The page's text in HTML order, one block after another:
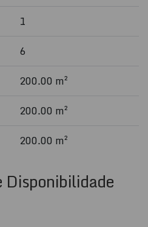
1
6
200.00 m²
200.00 m²
200.00 m²
Disponibilidade